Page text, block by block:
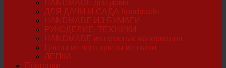
HANDMADE для дома
ДЛЯ ДАЧИ И САДА handmade
HANDMADE ИЗ БУМАГИ
РУКОДЕЛИЕ. ТЕХНИКИ
HANDMADE из простых материалов
Цветы из лент, цветы из ткани
ЛЕПКА
Плетение